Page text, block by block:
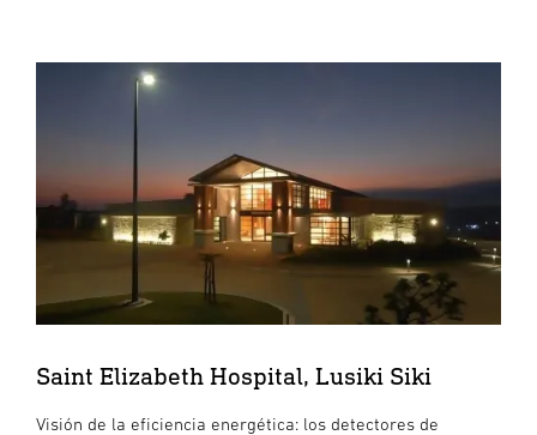
Saint Elizabeth Hospital, Lusiki Siki
Visión de la eficiencia energética: los detectores de